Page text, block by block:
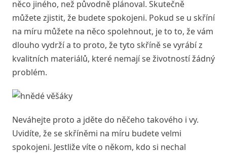
něco jiného, než původně plánoval. Skutečně
můžete zjistit, že budete spokojeni. Pokud se u skříní
na míru můžete na něco spolehnout, je to to, že vám
dlouho vydrží a to proto, že tyto skříně se vyrábí z
kvalitních materiálů, které nemají se životností žádný
problém.
Neváhejte proto a jděte do něčeho takového i vy.
Uvidíte, že se skříněmi na míru budete velmi
spokojeni. Jestliže víte o někom, kdo si nechal